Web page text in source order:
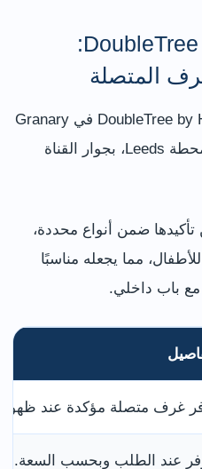
4. DoubleTree by Hilton Leeds:
المتصلة
يقع DoubleTree by Hilton Leeds City Centre في Granary
Wharf عند المخرج الجنوبي لمحطة Leeds، بجوار القناة
ضمن أنواع محددة،
مما يجعله مناسبًا
مع باب داخلي.
غرف متصلة مؤكدة عند
عند الطلب وبحسب السعة.